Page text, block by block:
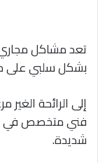
تعد مشاكل مجاري
بشكل سلبي على
إلى الرائحة
فني متخصص في
شديدة.